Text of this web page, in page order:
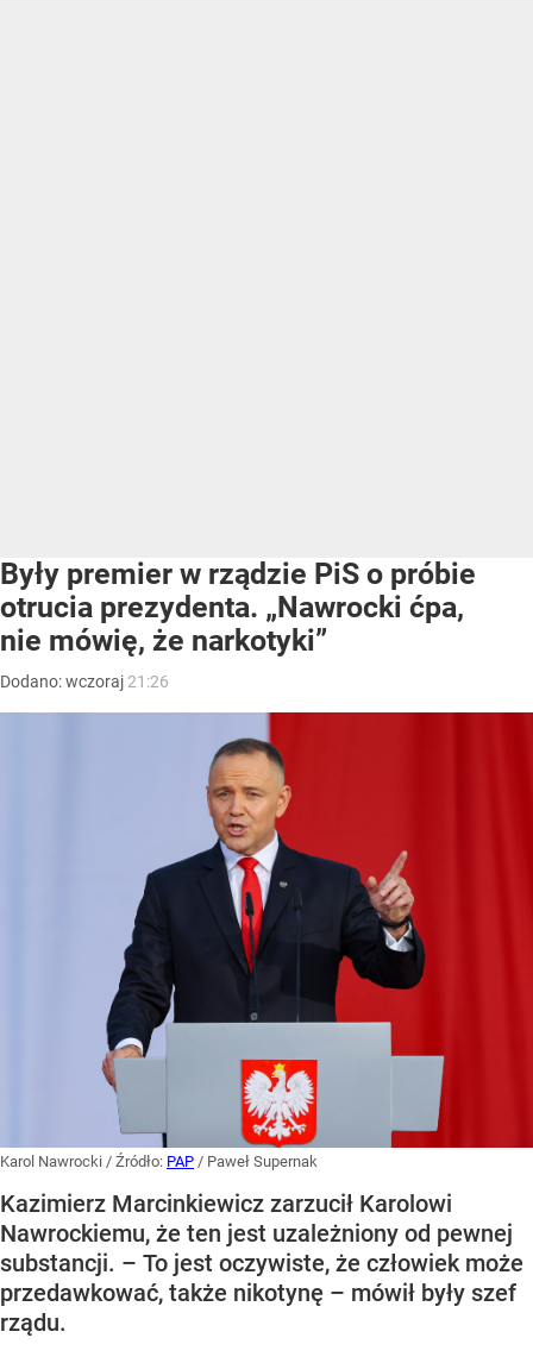
Były premier w rządzie PiS o próbie
otrucia prezydenta. „Nawrocki ćpa,
nie mówię, że narkotyki”
Dodano:wczoraj 21:26
Karol Nawrocki / Źródło: PAP / Paweł Supernak
Kazimierz Marcinkiewicz zarzucił Karolowi
Nawrockiemu, że ten jest uzależniony od pewnej
substancji. – To jest oczywiste, że człowiek może
przedawkować, także nikotynę – mówił były szef
rządu.